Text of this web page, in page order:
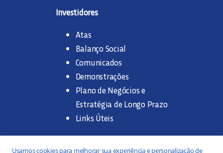
Investidores
Atas
Balanço Social
Comunicados
Demonstrações
Plano de Negócios e
Estratégia de Longo Prazo
Links Úteis
Trabalhe na SANASA
Usamos cookies para melhorar sua experiência e personalização de